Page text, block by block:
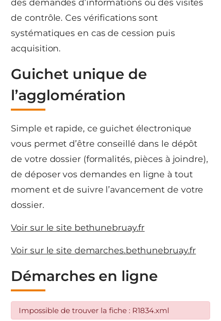
des demandes d’informations ou des visites
de contrôle. Ces vérifications sont
systématiques en cas de cession puis
acquisition.
Guichet unique de
l’agglomération
Simple et rapide, ce guichet électronique
vous permet d’être conseillé dans le dépôt
de votre dossier (formalités, pièces à joindre),
de déposer vos demandes en ligne à tout
moment et de suivre l’avancement de votre
dossier.
Voir sur le site bethunebruay.fr
Voir sur le site demarches.bethunebruay.fr
Démarches en ligne
Impossible de trouver la fiche : R1834.xml